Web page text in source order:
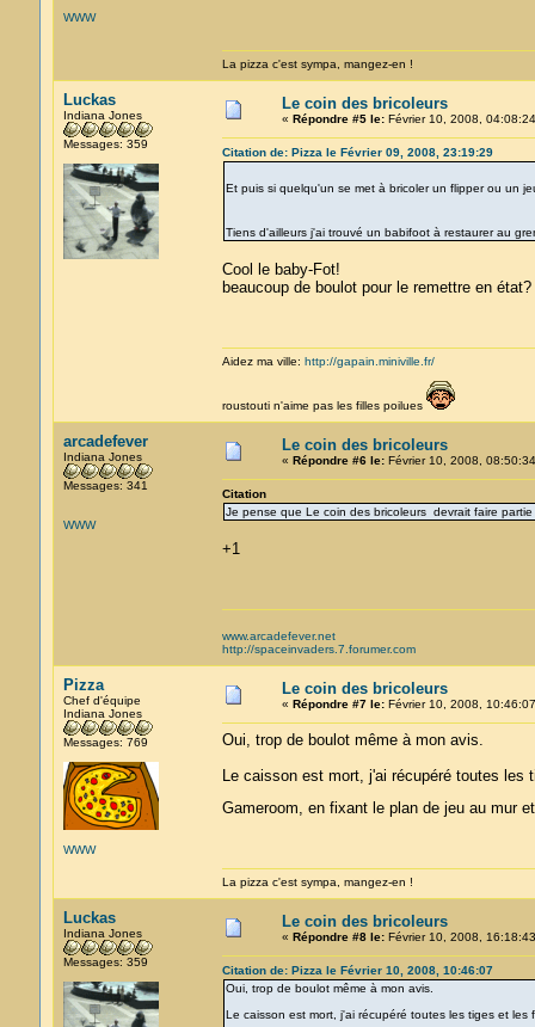
WWW
La pizza c'est sympa, mangez-en !
Luckas
Indiana Jones
Messages: 359
Le coin des bricoleurs
« Répondre #5 le:Février 10, 2008,
Citation de: Pizza le Février 09, 2008, 23:19:29
Et puis si quelqu'un se met à bricoler un flipper ou un
Tiens d'ailleurs j'ai trouvé un babifoot à restaurer au
Cool le baby-Fot!
beaucoup de boulot pour le remettre en état?
Aidez ma ville: http://gapain.miniville.fr/
roustouti n'aime pas les filles poilues
arcadefever
Indiana Jones
Messages: 341
WWW
Le coin des bricoleurs
« Répondre #6 le:Février 10, 2008,
Citation
Je pense que Le coin des bricoleurs devrait faire
+1
www.arcadefever.net
http://spaceinvaders.7.forumer.com
Pizza
Chef d'équipe
Indiana Jones
Messages: 769
WWW
Le coin des bricoleurs
« Répondre #7 le:Février 10, 2008,
Oui, trop de boulot même à mon avis.
Le caisson est mort, j'ai récupéré toutes les
Gameroom, en fixant le plan de jeu au mur
La pizza c'est sympa, mangez-en !
Luckas
Indiana Jones
Messages: 359
Le coin des bricoleurs
« Répondre #8 le:Février 10, 2008,
Citation de: Pizza le Février 10, 2008, 10:46:07
Oui, trop de boulot même à mon avis.
Le caisson est mort, j'ai récupéré toutes les tiges et